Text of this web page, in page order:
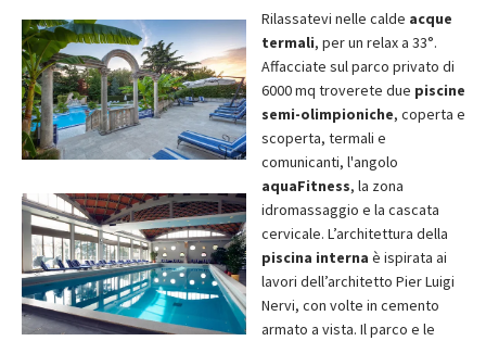
papille gustative. Il Brutto Anatroccolo è un luogo dove sentirsi nutriti,
stimolati nelle sensazioni e nei ricordi, che scalderanno il cuore dei
commensali. Insomma, una favola di ristorante o un ristorante da
favola?
Si prega di notare che "Il Brutto Anatroccolo" è al momento chiuso.
Nella carta dei vini di
Bacco&Co.una ricca selezione rappresenta
tutte le regioni italiane, con particolare attenzione alle etichette
venete e del territorio euganeo in particolare. L’Abano Ritz è
consorziato alla Strada del Vino dei Colli Euganei. Nel menù
giornalmente vengono suggeriti i vini in abbinamento alle proposte
gastronomiche.
IlTea Timeè l'angolo tisaneria per tea-time pomeridiano, con
proposte wine-bar per l’aperitivo nella hall, degustazioni di prodotti
stagionali; pool-bar a bordo piscina.
Rilassatevi nelle calde acque
termali, per un relax a 33°.
Affacciate sul parco privato di
6000 mq troverete due piscine
semi-olimpioniche, coperta e
scoperta, termali e
comunicanti, l'angolo
aquaFitness, la zona
idromassaggio e la cascata
cervicale. L’architettura della
piscina interna è ispirata ai
lavori dell’architetto Pier Luigi
Nervi, con volte in cemento
armato a vista. Il parco e le